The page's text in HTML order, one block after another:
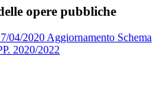
opere pubbliche
04/2020 Aggiornamento Schema
2020/2022